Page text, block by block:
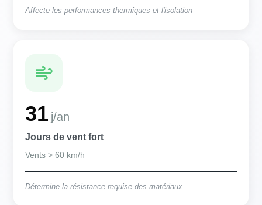
Affecte les performances thermiques et l'isolation
31 j/an
Jours de vent fort
Vents > 60 km/h
Détermine la résistance requise des matériaux